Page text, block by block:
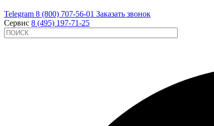
Telegram 8 (800) 707-56-01 Заказать звонок
Сервис 8 (495) 197-71-25